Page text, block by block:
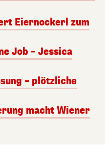
Eiernockerl zum
Job – Jessica
– plötzliche
macht Wiener